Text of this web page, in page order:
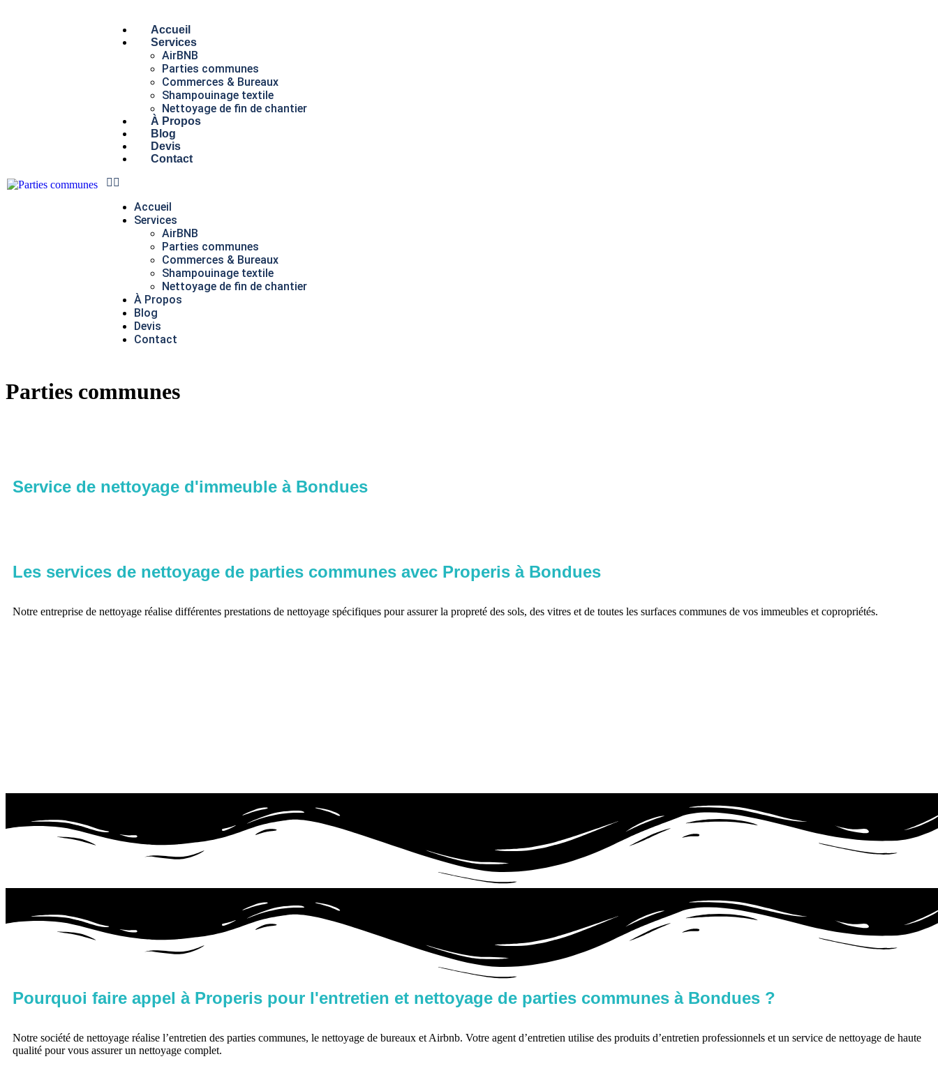
Accueil
Services
AirBNB
Parties communes
Commerces & Bureaux
Shampouinage textile
Nettoyage de fin de chantier
À Propos
Blog
Devis
Contact
Accueil
Services
AirBNB
Parties communes
Commerces & Bureaux
Shampouinage textile
Nettoyage de fin de chantier
À Propos
Blog
Devis
Contact
Parties communes
Service de nettoyage d'immeuble à Bondues
Les services de nettoyage de parties communes avec Properis à Bondues
Notre entreprise de nettoyage réalise différentes prestations de nettoyage spécifiques pour assurer la propreté des sols, des vitres et de toutes les surfaces communes de vos immeubles et copropriétés.
Pourquoi faire appel à Properis pour l'entretien et nettoyage de parties communes à Bondues ?
Notre société de nettoyage réalise l’entretien des parties communes, le nettoyage de bureaux et Airbnb. Votre agent d’entretien utilise des produits d’entretien professionnels et un service de nettoyage de haute
qualité pour vous assurer un nettoyage complet.